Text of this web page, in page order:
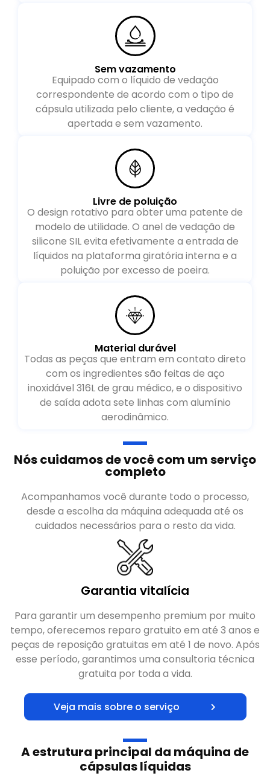
Sem vazamento
Equipado com o líquido de vedação
correspondente de acordo com o tipo de
cápsula utilizada pelo cliente, a vedação é
apertada e sem vazamento.
Livre de poluição
O design rotativo para obter uma patente de
modelo de utilidade. O anel de vedação de
silicone SIL evita efetivamente a entrada de
líquidos na plataforma giratória interna e a
poluição por excesso de poeira.
Material durável
Todas as peças que entram em contato direto
com os ingredientes são feitas de aço
inoxidável 316L de grau médico, e o dispositivo
de saída adota sete linhas com alumínio
aerodinâmico.
Nós cuidamos de você com um serviço
completo
Acompanhamos você durante todo o processo,
desde a escolha da máquina adequada até os
cuidados necessários para o resto da vida.
Garantia vitalícia
Para garantir um desempenho premium por muito
tempo, oferecemos reparo gratuito em até 3 anos e
peças de reposição gratuitas em até 1 de novo. Após
esse período, garantimos uma consultoria técnica
gratuita por toda a vida.
Veja mais sobre o serviço
A estrutura principal da máquina de
cápsulas líquidas